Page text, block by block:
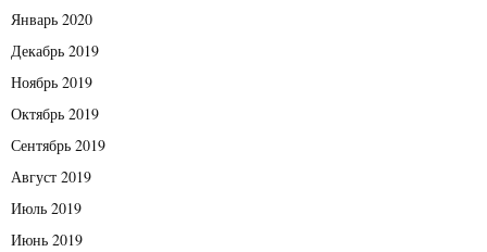
Январь 2020
Декабрь 2019
Ноябрь 2019
Октябрь 2019
Сентябрь 2019
Август 2019
Июль 2019
Июнь 2019